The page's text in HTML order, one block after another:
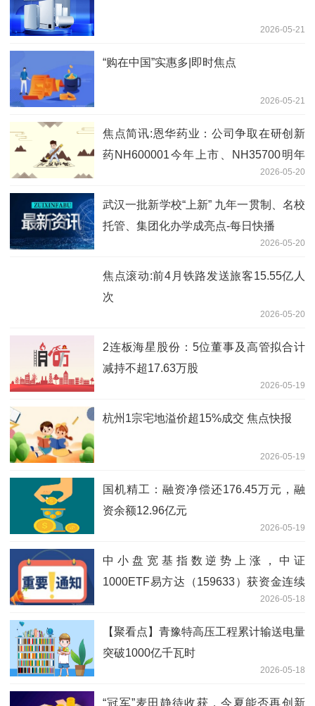
2026-05-21
“购在中国”实惠多|即时焦点
2026-05-21
焦点简讯:恩华药业：公司争取在研创新
药NH600001今年上市、NH35700明年
2026-05-20
武汉一批新学校“上新” 九年一贯制、名校
托管、集团化办学成亮点-每日快播
2026-05-20
焦点滚动:前4月铁路发送旅客15.55亿人
次
2026-05-20
2连板海星股份：5位董事及高管拟合计
减持不超17.63万股
2026-05-19
杭州1宗宅地溢价超15%成交 焦点快报
2026-05-19
国机精工：融资净偿还176.45万元，融
资余额12.96亿元
2026-05-19
中小盘宽基指数逆势上涨，中证
1000ETF易方达（159633）获资金连续
2026-05-18
【聚看点】青豫特高压工程累计输送电量
突破1000亿千瓦时
2026-05-18
“冠军”麦田静待收获，今夏能否再创新